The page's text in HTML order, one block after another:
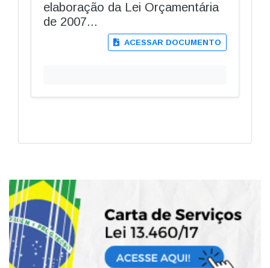
elaboração da Lei Orçamentária
de 2007...
ACESSAR DOCUMENTO